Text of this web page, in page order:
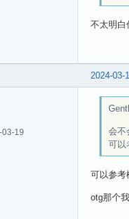
不太明白
2024-03-
03-19
会不
可以
可以参考
otg那个